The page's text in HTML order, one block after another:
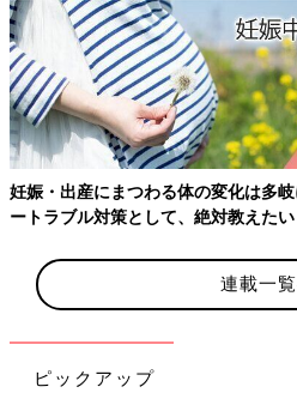
ートの素材や、タイヤの性能、骨
をこらしています。
例えばコンビが独自に開発した衝
搭載したベビーカーの場合は、そ
も、赤ちゃんへの振動を約3割も低
る“振動ストレス”はなんと4割も軽
ベビーカーを選ぶときは、走行時
が大切です。
妊娠・出産にまつわる体の変化は多
ートラブル対策として、絶対教えた
連載一
ピックアップ